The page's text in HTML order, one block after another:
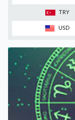
TRY
USD